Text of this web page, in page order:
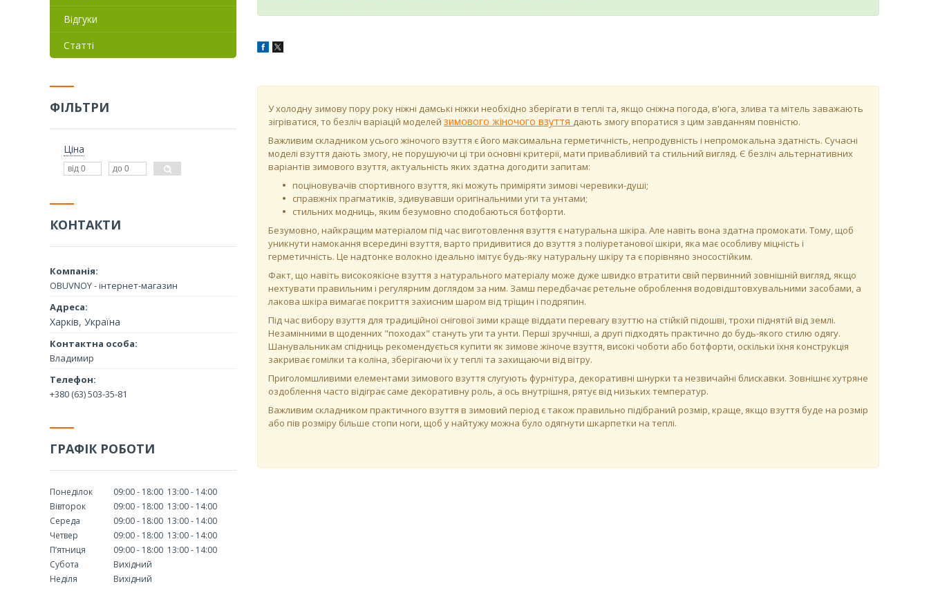
У холодну зимову пору року ніжні дамські ніжки необхідно зберігати в теплі та, якщо сніжна погода, в'юга, злива та мітель заважають
зігріватися, то безліч варіацій моделей зимового жіночого взуття дають змогу впоратися з цим завданням повністю.
Важливим складником усього жіночого взуття є його максимальна герметичність, непродувність і непромокальна здатність. Сучасні
моделі взуття дають змогу, не порушуючи ці три основні критерії, мати привабливий та стильний вигляд. Є безліч альтернативних
варіантів зимового взуття, актуальність яких здатна догодити запитам:
поціновувачів спортивного взуття, які можуть приміряти зимові черевики-душі;
справжніх прагматиків, здивувавши оригінальними уги та унтами;
стильних модниць, яким безумовно сподобаються ботфорти.
Безумовно, найкращим матеріалом під час виготовлення взуття є натуральна шкіра. Але навіть вона здатна промокати. Тому, щоб
уникнути намокання всередині взуття, варто придивитися до взуття з поліуретанової шкіри, яка має особливу міцність і
герметичність. Це надтонке волокно ідеально імітує будь-яку натуральну шкіру та є порівняно зносостійким.
Факт, що навіть високоякісне взуття з натурального матеріалу може дуже швидко втратити свій первинний зовнішній вигляд, якщо
нехтувати правильним і регулярним доглядом за ним. Замш передбачає ретельне оброблення водовідштовхувальними засобами, а
лакова шкіра вимагає покриття захисним шаром від тріщин і подряпин.
Під час вибору взуття для традиційної снігової зими краще віддати перевагу взуттю на стійкій підошві, трохи піднятій від землі.
Незамінними в щоденних "походах" стануть уги та унти. Перші зручніші, а другі підходять практично до будь-якого стилю одягу.
Шанувальникам спідниць рекомендується купити як зимове жіноче взуття, високі чоботи або ботфорти, оскільки їхня конструкція
закриває гомілки та коліна, зберігаючи їх у теплі та захищаючи від вітру.
Приголомшливими елементами зимового взуття слугують фурнітура, декоративні шнурки та незвичайні блискавки. Зовнішнє хутряне
оздоблення часто відіграє саме декоративну роль, а ось внутрішня, рятує від низьких температур.
Важливим складником практичного взуття в зимовий період є також правильно підібраний розмір, краще, якщо взуття буде на розмір
або пів розміру більше стопи ноги, щоб у найтужу можна було одягнути шкарпетки на теплі.
Відгуки
Статті
ФІЛЬТРИ
Ціна
КОНТАКТИ
OBUVNOY - інтернет-магазин
Харків, Україна
Владимир
+380 (63) 503-35-81
ГРАФІК РОБОТИ
Понеділок 09:00 18:00 13:00
14:00
Вівторок
09:00 18:00 13:00
14:00
Середа
09:00 18:00 13:00
14:00
Четвер
09:00 18:00 13:00
14:00
Пʼятниця
09:00 18:00 13:00
14:00
Субота
Вихідний
Неділя
Вихідний